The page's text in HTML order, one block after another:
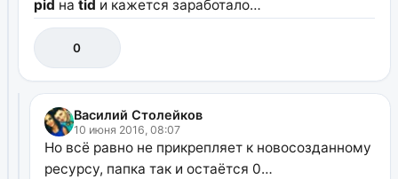
pid на tid и кажется заработало…
0
Василий Столейков
10 июня 2016, 08:07
Но всё равно не прикрепляет к новосозданному
ресурсу, папка так и остаётся 0…